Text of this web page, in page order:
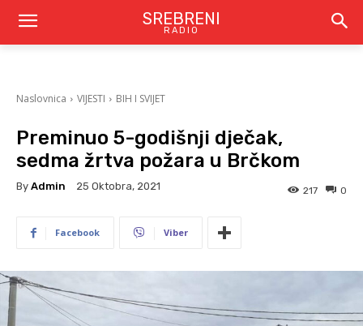
SREBRENI
RADIO
Naslovnica VIJESTI BIH I SVIJET
Preminuo 5-godišnji dječak,
sedma žrtva požara u Brčkom
By Admin 25 Oktobra, 2021 0
217
Facebook Viber